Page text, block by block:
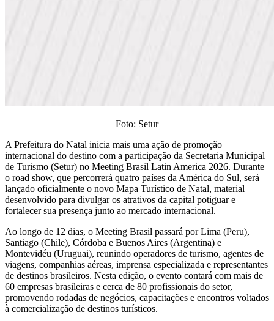
Foto: Setur
A Prefeitura do Natal inicia mais uma ação de promoção
internacional do destino com a participação da Secretaria Municipal
de Turismo (Setur) no Meeting Brasil Latin America 2026. Durante
o road show, que percorrerá quatro países da América do Sul, será
lançado oficialmente o novo Mapa Turístico de Natal, material
desenvolvido para divulgar os atrativos da capital potiguar e
fortalecer sua presença junto ao mercado internacional.
Ao longo de 12 dias, o Meeting Brasil passará por Lima (Peru),
Santiago (Chile), Córdoba e Buenos Aires (Argentina) e
Montevidéu (Uruguai), reunindo operadores de turismo, agentes de
viagens, companhias aéreas, imprensa especializada e representantes
de destinos brasileiros. Nesta edição, o evento contará com mais de
60 empresas brasileiras e cerca de 80 profissionais do setor,
promovendo rodadas de negócios, capacitações e encontros voltados
à comercialização de destinos turísticos.